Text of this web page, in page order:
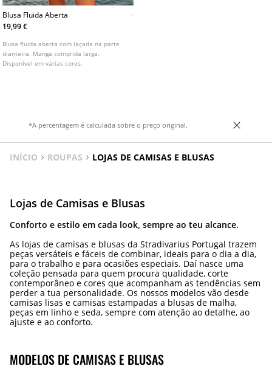
Blusa Fluida Aberta
19,99 €
Blusa fluida aberta com laçada na parte
dianteira. Manga comprida larga.
Disponível em várias cores.
*A percentagem é calculada sobre o preço original.
INÍCIO ROUPAS LOJAS DE CAMISAS E BLUSAS
Lojas de Camisas e Blusas
Conforto e estilo em cada look, sempre ao teu alcance.
As lojas de camisas e blusas da Stradivarius Portugal trazem
peças versáteis e fáceis de combinar, ideais para o dia a dia,
para o trabalho e para ocasiões especiais. Daí nasce uma
coleção pensada para quem procura qualidade, corte
contemporâneo e cores que acompanham as tendências sem
perder a tua personalidade. Os nossos modelos vão desde
camisas lisas e camisas estampadas a blusas de malha,
peças em linho e seda, sempre com atenção ao detalhe, ao
ajuste e ao conforto.
MODELOS DE CAMISAS E BLUSAS